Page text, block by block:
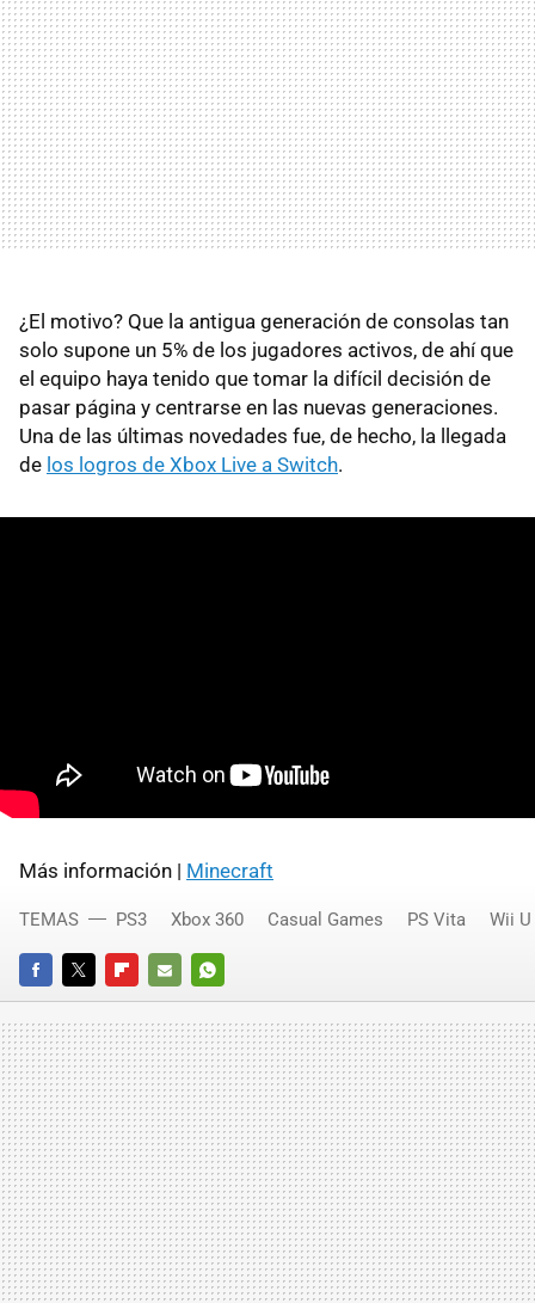
¿El motivo? Que la antigua generación de consolas tan
solo supone un 5% de los jugadores activos, de ahí que
el equipo haya tenido que tomar la difícil decisión de
pasar página y centrarse en las nuevas generaciones.
Una de las últimas novedades fue, de hecho, la llegada
de los logros de Xbox Live a Switch.
Más información | Minecraft
FACEBOOKTWITTERFLIPBOARD
E-
MAIL
WHATSAPP
TEMAS PS3 Xbox 360 Casual Games PS Vita Wii U